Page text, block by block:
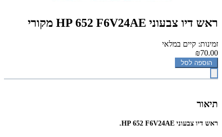
‏ראש דיו ‏צבעוני HP 652 F6V24AE מקורי
זמינות: קיים במלאי
₪70.00
הוספה לסל
תיאור
ראש דיו צבעוני HP 652 F6V24AE.